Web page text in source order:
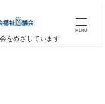
をめざしています
MENU